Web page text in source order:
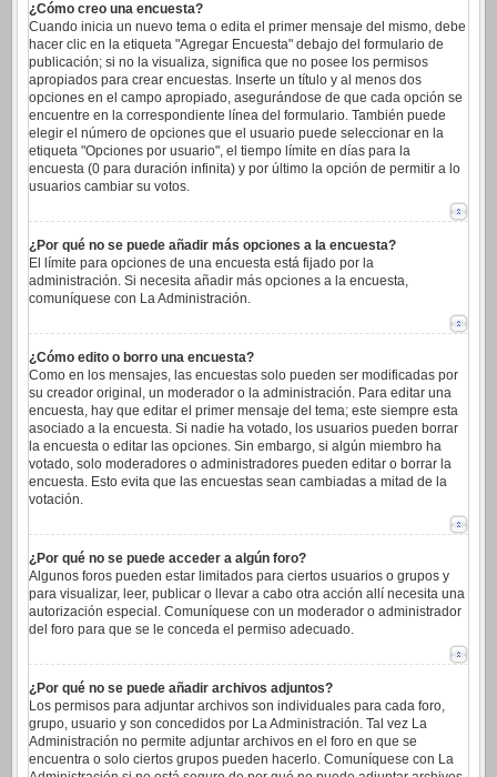
¿Cómo creo una encuesta?
Cuando inicia un nuevo tema o edita el primer mensaje del mismo, debe
hacer clic en la etiqueta "Agregar Encuesta" debajo del formulario de
publicación; si no la visualiza, significa que no posee los permisos
apropiados para crear encuestas. Inserte un título y al menos dos
opciones en el campo apropiado, asegurándose de que cada opción se
encuentre en la correspondiente línea del formulario. También puede
elegir el número de opciones que el usuario puede seleccionar en la
etiqueta "Opciones por usuario", el tiempo límite en días para la
encuesta (0 para duración infinita) y por último la opción de permitir a lo
usuarios cambiar su votos.
¿Por qué no se puede añadir más opciones a la encuesta?
El límite para opciones de una encuesta está fijado por la
administración. Si necesita añadir más opciones a la encuesta,
comuníquese con La Administración.
¿Cómo edito o borro una encuesta?
Como en los mensajes, las encuestas solo pueden ser modificadas por
su creador original, un moderador o la administración. Para editar una
encuesta, hay que editar el primer mensaje del tema; este siempre esta
asociado a la encuesta. Si nadie ha votado, los usuarios pueden borrar
la encuesta o editar las opciones. Sin embargo, si algún miembro ha
votado, solo moderadores o administradores pueden editar o borrar la
encuesta. Esto evita que las encuestas sean cambiadas a mitad de la
votación.
¿Por qué no se puede acceder a algún foro?
Algunos foros pueden estar limitados para ciertos usuarios o grupos y
para visualizar, leer, publicar o llevar a cabo otra acción allí necesita una
autorización especial. Comuníquese con un moderador o administrador
del foro para que se le conceda el permiso adecuado.
¿Por qué no se puede añadir archivos adjuntos?
Los permisos para adjuntar archivos son individuales para cada foro,
grupo, usuario y son concedidos por La Administración. Tal vez La
Administración no permite adjuntar archivos en el foro en que se
encuentra o solo ciertos grupos pueden hacerlo. Comuníquese con La